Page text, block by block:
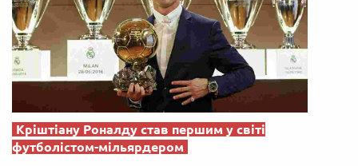
Кріштіану Роналду став першим у світі
футболістом-мільярдером